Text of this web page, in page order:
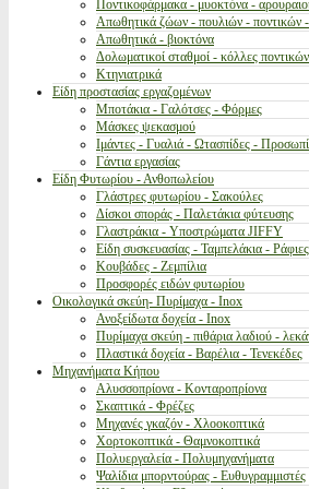
Ποντικοφάρμακα - μυοκτόνα -
Απωθητικά ζώων - πουλιών - ποντικών -
Απωθητικά - βιοκτόνα
Δολωματικοί σταθμοί - κόλλες
Κτηνιατρικά
Είδη προστασίας εργαζομένων
Μποτάκια - Γαλότσες - Φόρμες
Μάσκες ψεκασμού
Ιμάντες - Γυαλιά - Ωτασπίδες -
Γάντια εργασίας
Είδη Φυτωρίου - Ανθοπωλείου
Γλάστρες φυτωρίου - Σακούλες
Δίσκοι σποράς - Παλετάκια φύτευσης
Γλαστράκια - Υποστρώματα JIFFY
Είδη συσκευασίας - Ταμπελάκια -
Κουβάδες - Ζεμπίλια
Προσφορές ειδών φυτωρίου
Οικολογικά σκεύη- Πυρίμαχα - Inox
Ανοξείδωτα δοχεία - Inox
Πυρίμαχα σκεύη - πιθάρια λαδιού -
Πλαστικά δοχεία - Βαρέλια - Τενεκέδες
Μηχανήματα Κήπου
Αλυσσοπρίονα - Κονταροπρίονα
Σκαπτικά - Φρέζες
Μηχανές γκαζόν - Χλοοκοπτικά
Χορτοκοπτικά - Θαμνοκοπτικά
Πολυεργαλεία - Πολυμηχανήματα
Ψαλίδια μπορντούρας - Ευθυγραμμιστές